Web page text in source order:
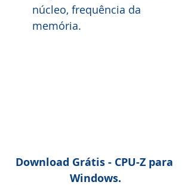
núcleo, frequência da
memória.
Download Grátis - CPU-Z para
Windows.